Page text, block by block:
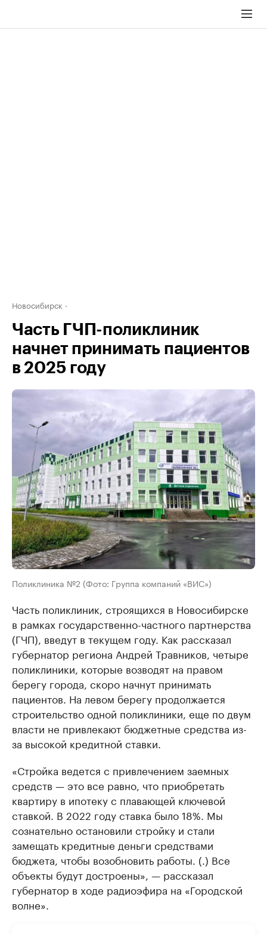
Новосибирск
Часть ГЧП-поликлиник
начнет принимать пациентов
в 2025 году
Поликлиника №2 (Фото: Группа компаний «ВИС»)
Часть поликлиник, строящихся в Новосибирске
в рамках государственно-частного партнерства
(ГЧП), введут в текущем году. Как рассказал
губернатор региона Андрей Травников, четыре
поликлиники, которые возводят на правом
берегу города, скоро начнут принимать
пациентов. На левом берегу продолжается
строительство одной поликлиники, еще по двум
власти не привлекают бюджетные средства из-
за высокой кредитной ставки.
«Стройка ведется с привлечением заемных
средств — это все равно, что приобретать
квартиру в ипотеку с плавающей ключевой
ставкой. В 2022 году ставка было 18%. Мы
сознательно остановили стройку и стали
замещать кредитные деньги средствами
бюджета, чтобы возобновить работы. (.) Все
объекты будут достроены», — рассказал
губернатор в ходе радиоэфира на «Городской
волне».